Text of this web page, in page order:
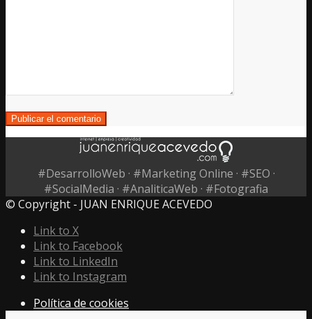
#DesarrolloWeb · #Marketing Online · #SEO ·
#SocialMedia · #AnaliticaWeb · #Fotografia
© Copyright - JUAN ENRIQUE ACEVEDO
Link to X
Link to Facebook
Link to LinkedIn
Link to Instagram
Política de cookies